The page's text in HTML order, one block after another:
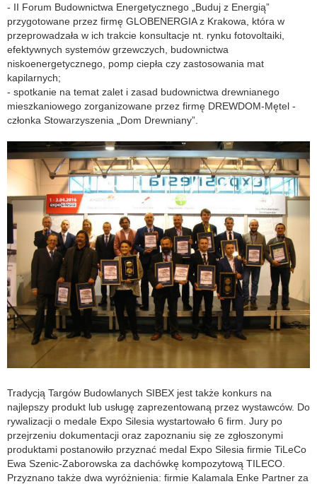
- II Forum Budownictwa Energetycznego „Buduj z Energią”
przygotowane przez firmę GLOBENERGIA z Krakowa, która w
przeprowadzała w ich trakcie konsultacje nt. rynku fotovoltaiki,
efektywnych systemów grzewczych, budownictwa
niskoenergetycznego, pomp ciepła czy zastosowania mat
kapilarnych;
- spotkanie na temat zalet i zasad budownictwa drewnianego
mieszkaniowego zorganizowane przez firmę DREWDOM-Mętel -
członka Stowarzyszenia „Dom Drewniany”.
Tradycją Targów Budowlanych SIBEX jest także konkurs na
najlepszy produkt lub usługę zaprezentowaną przez wystawców. Do
rywalizacji o medale Expo Silesia wystartowało 6 firm. Jury po
przejrzeniu dokumentacji oraz zapoznaniu się ze zgłoszonymi
produktami postanowiło przyznać medal Expo Silesia firmie TiLeCo
Ewa Szenic-Zaborowska za dachówkę kompozytową TILECO.
Przyznano także dwa wyróżnienia: firmie Kalamala Enke Partner za